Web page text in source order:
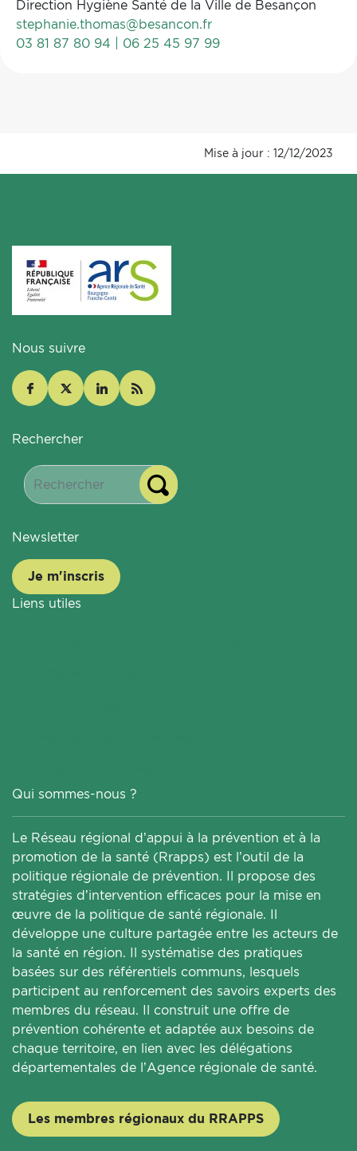
Direction Hygiène Santé de la Ville de Besançon
stephanie.thomas@besancon.fr
03 81 87 80 94 | 06 25 45 97 99
Mise à jour : 12/12/2023
Nous suivre
Rechercher
Newsletter
Je m'inscris
Liens utiles
Qui sommes-nous ?
Le Réseau régional d’appui à la prévention et à la
promotion de la santé (Rrapps) est l’outil de la
politique régionale de prévention. Il propose des
stratégies d’intervention efficaces pour la mise en
œuvre de la politique de santé régionale. Il
développe une culture partagée entre les acteurs de
la santé en région. Il systématise des pratiques
basées sur des référentiels communs, lesquels
participent au renforcement des savoirs experts des
membres du réseau. Il construit une offre de
prévention cohérente et adaptée aux besoins de
chaque territoire, en lien avec les délégations
départementales de l’Agence régionale de santé.
Les membres régionaux du RRAPPS